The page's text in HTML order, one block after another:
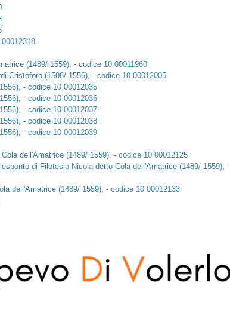
(1489/ 1559), - codice 10 00011960
Cristoforo (1508/ 1556), - codice 10 00012005
- codice 10 00012035
- codice 10 00012036
- codice 10 00012037
- codice 10 00012038
- codice 10 00012039
dell'Amatrice (1489/ 1559), - codice 10 00012125
di Filotesio Nicola detto Cola dell'Amatrice (1489/ 1559), -
dell'Amatrice (1489/ 1559), - codice 10 00012133